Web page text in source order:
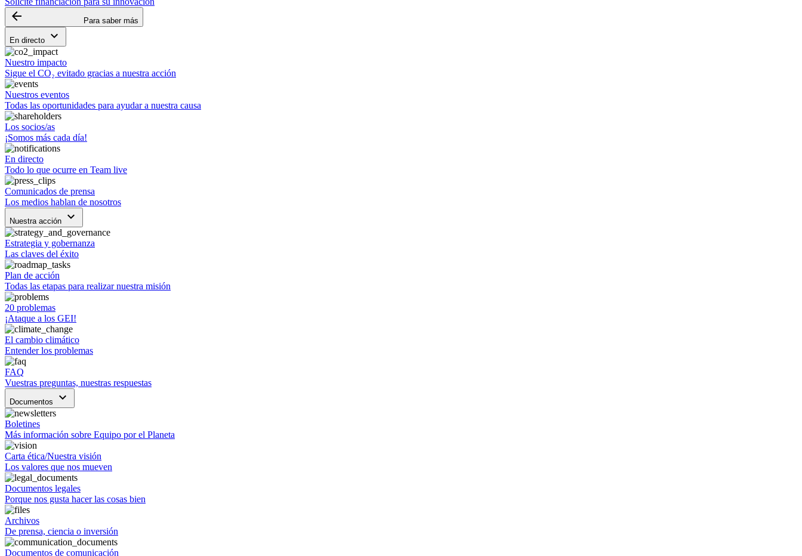
arrow_backward Para saber más
En directo keyboard_arrow_down
Nuestro impacto
Sigue el CO₂ evitado gracias a nuestra acción
Nuestros eventos
Todas las oportunidades para ayudar a nuestra causa
Los socios/as
¡Somos más cada día!
En directo
Todo lo que ocurre en Team live
Comunicados de prensa
Los medios hablan de nosotros
Nuestra acción keyboard_arrow_down
Estrategia y gobernanza
Las claves del éxito
Plan de acción
Todas las etapas para realizar nuestra misión
20 problemas
¡Ataque a los GEI!
El cambio climático
Entender los problemas
FAQ
Vuestras preguntas, nuestras respuestas
Documentos keyboard_arrow_down
Boletines
Más información sobre Equipo por el Planeta
Carta ética/Nuestra visión
Los valores que nos mueven
Documentos legales
Porque nos gusta hacer las cosas bien
Archivos
De prensa, ciencia o inversión
Documentos de comunicación